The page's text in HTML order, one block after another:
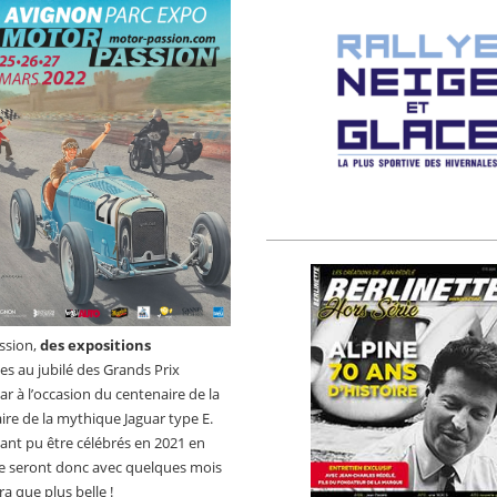
des expositions
au jubilé des Grands Prix
à l’occasion du centenaire de la
de la mythique Jaguar type E.
pu être célébrés en 2021 en
seront donc avec quelques mois
que plus belle !